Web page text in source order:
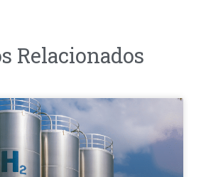
Relacionados